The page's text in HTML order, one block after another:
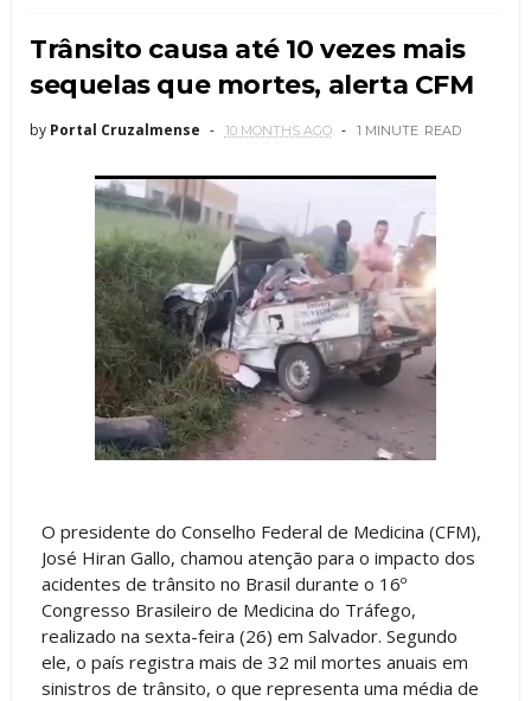
Trânsito causa até 10 vezes mais
sequelas que mortes, alerta CFM
by Portal Cruzalmense 10 MONTHS AGO 1 MINUTE READ
O presidente do Conselho Federal de Medicina (CFM),
José Hiran Gallo, chamou atenção para o impacto dos
acidentes de trânsito no Brasil durante o 16º
Congresso Brasileiro de Medicina do Tráfego,
realizado na sexta-feira (26) em Salvador. Segundo
ele, o país registra mais de 32 mil mortes anuais em
sinistros de trânsito, o que representa uma média de